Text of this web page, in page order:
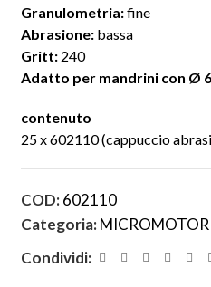
Granulometria:fine
Abrasione: bassa
Gritt: 240
Adatto per mandrini con Ø
contenuto
25 x 602110 (cappuccio
COD:602110
Categoria:MICROMOTORI
Condividi: